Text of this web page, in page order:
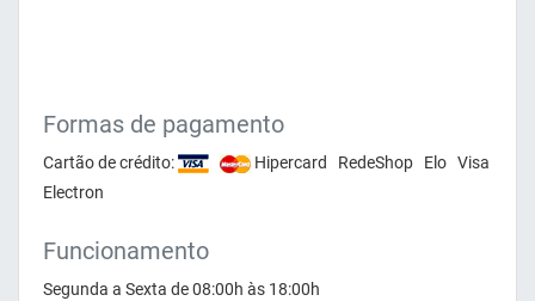
Formas de pagamento
Cartão de crédito:
Hipercard RedeShop Elo Visa
Electron
Funcionamento
Segunda a Sexta de 08:00h às 18:00h